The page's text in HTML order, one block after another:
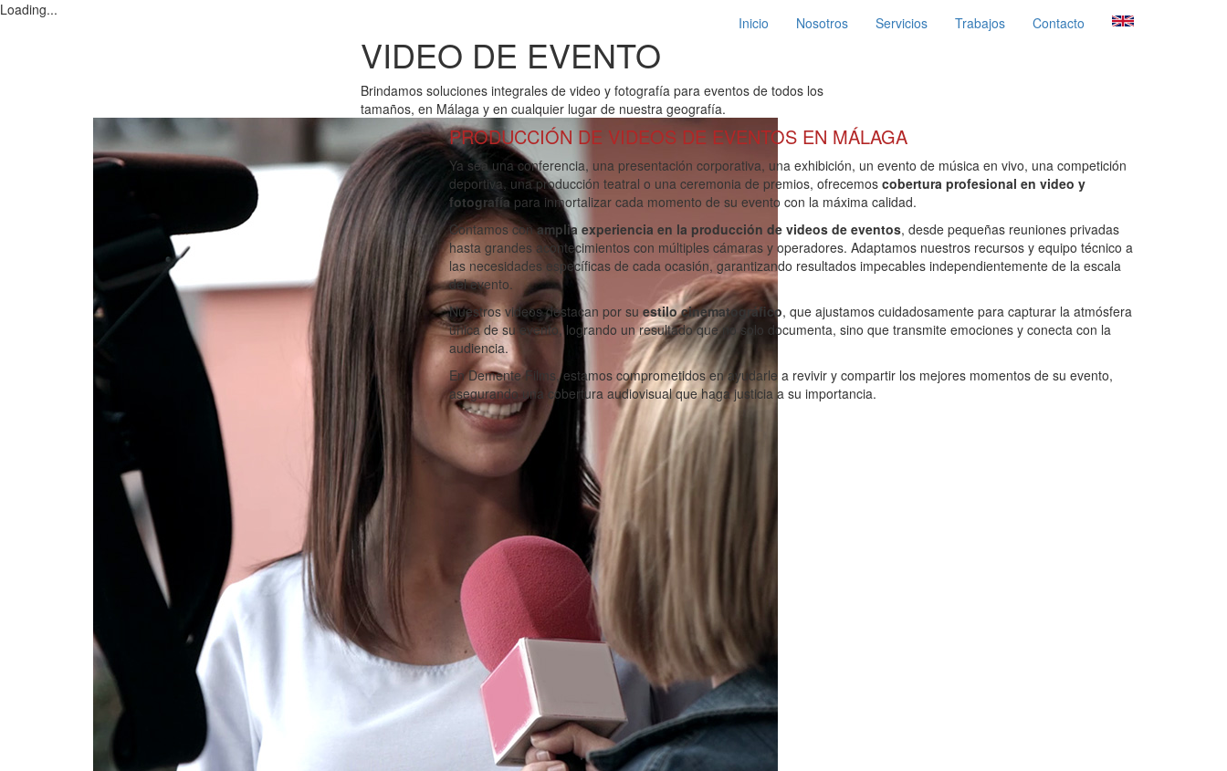
Loading...
Inicio Nosotros Servicios Trabajos Contacto
VIDEO DE EVENTO
Brindamos soluciones integrales de video y fotografía para eventos de todos los
tamaños, en Málaga y en cualquier lugar de nuestra geografía.
PRODUCCIÓN DE VIDEOS DE EVENTOS EN MÁLAGA
Ya sea una conferencia, una presentación corporativa, una exhibición, un evento de música en vivo, una competición
deportiva, una producción teatral o una ceremonia de premios, ofrecemos cobertura profesional en video y
fotografía para inmortalizar cada momento de su evento con la máxima calidad.
Contamos conamplia experiencia en la producción de videos de eventos, desde pequeñas reuniones privadas
hasta grandes acontecimientos con múltiples cámaras y operadores. Adaptamos nuestros recursos y equipo técnico a
las necesidades específicas de cada ocasión, garantizando resultados impecables independientemente de la escala
del evento.
Nuestros videos destacan por su estilo cinematográfico, que ajustamos cuidadosamente para capturar la atmósfera
única de su evento, logrando un resultado que no solo documenta, sino que transmite emociones y conecta con la
audiencia.
En Demente Films, estamos comprometidos en ayudarle a revivir y compartir los mejores momentos de su evento,
asegurando una cobertura audiovisual que haga justicia a su importancia.